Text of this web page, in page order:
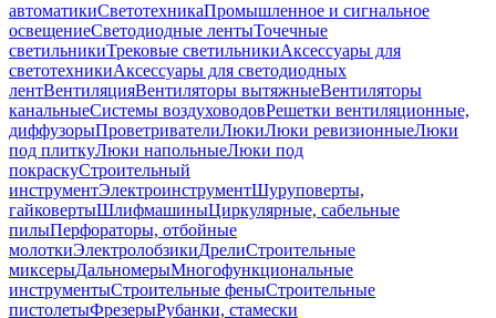
автоматикиСветотехникаПромышленное и сигнальное
освещениеСветодиодные лентыТочечные
светильникиТрековые светильникиАксессуары для
светотехникиАксессуары для светодиодных
лентВентиляцияВентиляторы вытяжныеВентиляторы
канальныеСистемы воздуховодовРешетки вентиляционные,
диффузорыПроветривателиЛюкиЛюки ревизионныеЛюки
под плиткуЛюки напольныеЛюки под
покраскуСтроительный
инструментЭлектроинструментШуруповерты,
гайковертыШлифмашиныЦиркулярные, сабельные
пилыПерфораторы, отбойные
молоткиЭлектролобзикиДрелиСтроительные
миксерыДальномерыМногофункциональные
инструментыСтроительные феныСтроительные
пистолетыФрезерыРубанки, стамески